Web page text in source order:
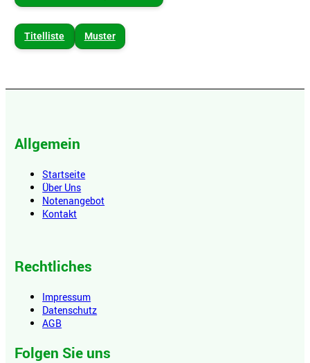
Titelliste Muster
Allgemein
Startseite
Über Uns
Notenangebot
Kontakt
Rechtliches
Impressum
Datenschutz
AGB
Folgen Sie uns